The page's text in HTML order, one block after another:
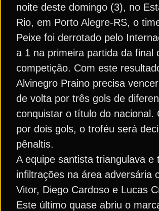
noite deste domingo (3), no
Rio, em Porto Alegre-RS, o
Peixe foi derrotado pelo
a 1 na primeira partida da final
competição. Com este
Alvinegro Praino precisa
de volta por três gols de
conquistar o título do nacional.
por dois gols, o troféu será
pênaltis.
A equipe santista triangulava e
infiltrações na área adversária
Vitor, Diego Cardoso e Lucas
Este último quase abriu o